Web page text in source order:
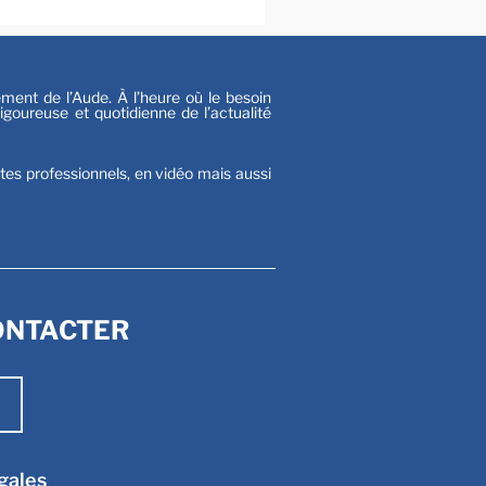
de l’Aude. À l’heure où le besoin
et quotidienne de l’actualité
professionnels, en vidéo mais aussi